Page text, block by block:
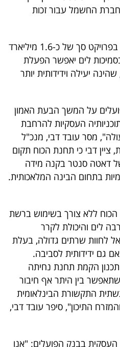
החשמל עבור זכות
עד כה השקיעה קבוצת דליה בפרויקט סך של כ-1.6 מיליארד
לים יאפשר הפעלת
יעילה וידידותית יותר
על המשך הבעת האמון
העסקיות להרחבת
מסר עובד דבי, מנכ"ל
ציין דבי כי תחנת הכוח תקום
דאטה סנטר בקנה מידה
בתחום הבינה המלאכותית.
ללא צורך בשימוש ברשת
לים והיכולת לקרר
לחוות שרתים גדולה, בעלת
גם ידידותית לסביבה.
הקמת תחנת נחיתה
בין היתר אף חיבור
התקשורת הבינלאומית
התיכון", סיפר עובד דבי,
בבנק הפועלים: "אנו